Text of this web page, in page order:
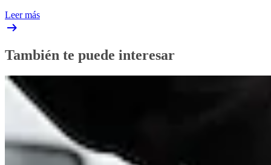
Leer más
También te puede interesar